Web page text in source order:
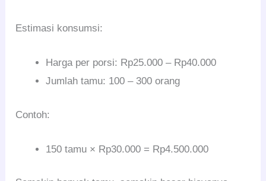
Estimasi konsumsi:
Harga per porsi: Rp25.000 – Rp40.000
Jumlah tamu: 100 – 300 orang
Contoh:
150 tamu × Rp30.000 = Rp4.500.000